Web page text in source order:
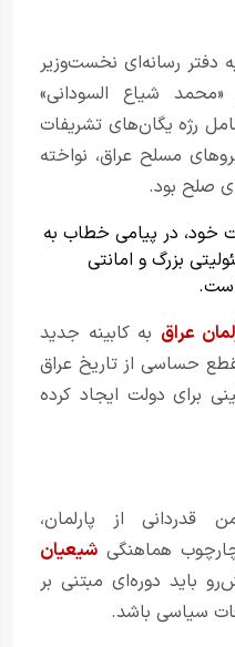
دفتر رسانه‌ای نخست‌وزیر
شیاع السودانی»
رژه یگان‌های تشریفات
مسلح عراق، نواخته
صلح بود.
خود، در پیامی خطاب به
بزرگ و امانتی
عراق به کابینه جدید
حساسی از تاریخ عراق
برای دولت ایجاد کرده
از پارلمان،
هماهنگی شیعیان
باید دوره‌ای مبتنی بر
سیاسی باشد.